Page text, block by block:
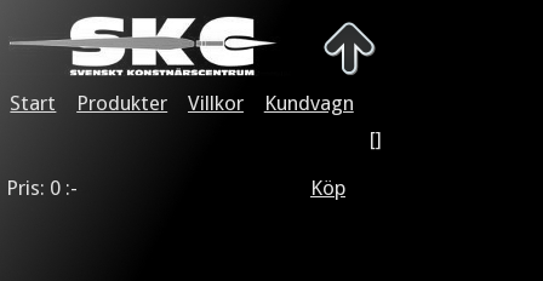
Start Produkter Villkor
Kundvagn
[]
Pris: 0 :-
Köp